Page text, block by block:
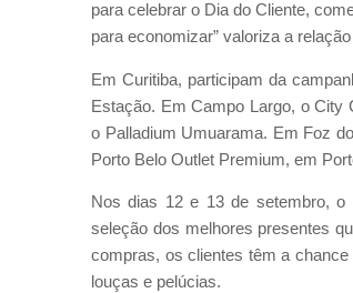
para celebrar o Dia do Cliente,
para economizar” valoriza a
Em Curitiba, participam da
Estação. Em Campo Largo, o
o Palladium Umuarama. Em Foz
Porto Belo Outlet Premium, em
Nos dias 12 e 13 de setembro, o
seleção dos melhores presentes
compras, os clientes têm a
louças e pelúcias.